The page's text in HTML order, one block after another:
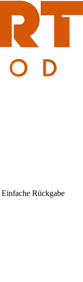
Einfache Rückgabe